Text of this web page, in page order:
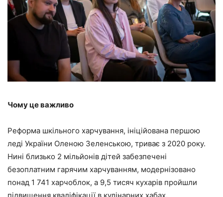
Чому це важливо
Реформа шкільного харчування, ініційована першою
леді України Оленою Зеленською, триває з 2020 року.
Нині близько 2 мільйонів дітей забезпечені
безоплатним гарячим харчуванням, модернізовано
понад 1 741 харчоблок, а 9,5 тисяч кухарів пройшли